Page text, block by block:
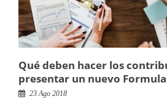
Qué deben hacer los
presentar un nuevo
23 Ago 2018